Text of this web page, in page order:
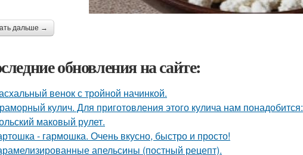
дальше →
обновления на сайте:
венок с тройной начинкой.
кулич. Для приготовления этого кулича нам понадобится:
маковый рулет.
- гармошка. Очень вкусно, быстро и просто!
апельсины (постный рецепт).